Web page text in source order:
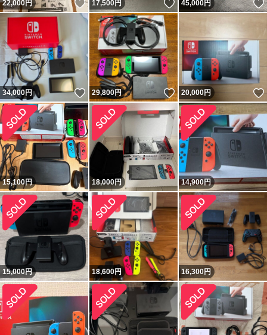
22,000円 いいね！
17,500円 いいね！
45,000円
34,000円 いいね！
29,800円 いいね！
20,000円
15,100円 18,000円 14,900円
15,000円 18,600円 16,300円